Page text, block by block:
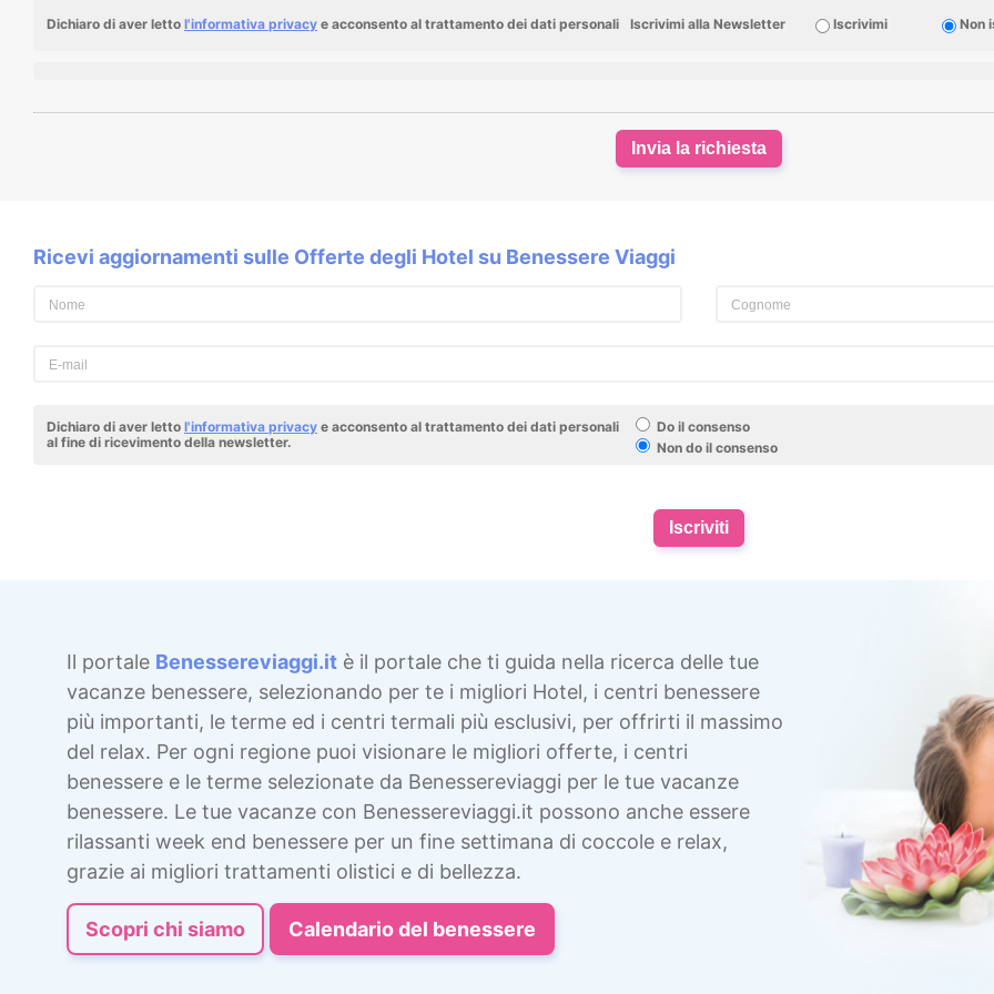
Dichiaro di aver letto l'informativa privacy e acconsento al trattamento dei dati personali Iscrivimi alla Newsletter Iscrivimi Non
Invia la richiesta
Ricevi aggiornamenti sulle Offerte degli Hotel su Benessere Viaggi
Dichiaro di aver letto l'informativa privacy e acconsento al trattamento dei dati personali
al fine di ricevimento della newsletter.
Do il consenso
Non do il consenso
Iscriviti
Il portale Benessereviaggi.it è il portale che ti guida nella ricerca delle tue
vacanze benessere, selezionando per te i migliori Hotel, i centri benessere
più importanti, le terme ed i centri termali più esclusivi, per offrirti il massimo
del relax. Per ogni regione puoi visionare le migliori offerte, i centri
benessere e le terme selezionate da Benessereviaggi per le tue vacanze
benessere. Le tue vacanze con Benessereviaggi.it possono anche essere
rilassanti week end benessere per un fine settimana di coccole e relax,
grazie ai migliori trattamenti olistici e di bellezza.
Scopri chi siamo Calendario del benessere